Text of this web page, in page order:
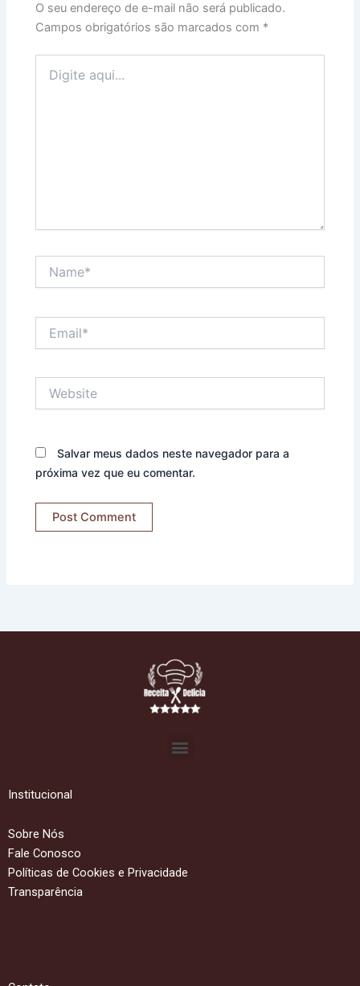
O seu endereço de e-mail não será publicado.
Campos obrigatórios são marcados com *
aqui...
Salvar meus dados neste navegador para a
próxima vez que eu comentar.
Menu
Institucional
Sobre Nós
Fale Conosco
Políticas de Cookies e Privacidade
Transparência